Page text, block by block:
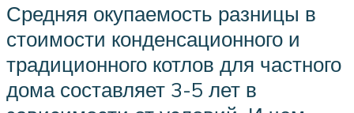
Средняя окупаемость разницы в
стоимости конденсационного и
традиционного котлов для частного
дома составляет 3-5 лет в